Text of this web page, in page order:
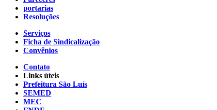
portarias
Resoluções
Serviços
Ficha de Sindicalização
Convênios
Contato
Links úteis
Prefeitura São Luís
SEMED
MEC